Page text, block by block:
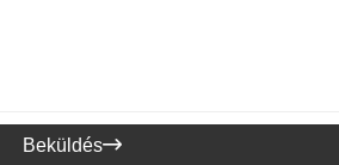
Beküldés